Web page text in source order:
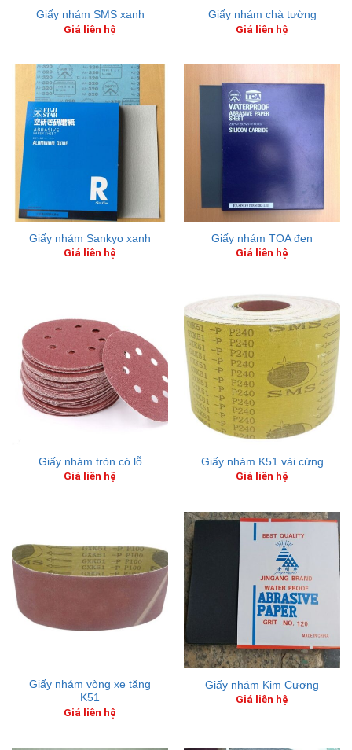
Giấy nhám SMS xanh
Giá liên hệ
Giấy nhám chà tường
Giá liên hệ
Giấy nhám Sankyo xanh
Giá liên hệ
Giấy nhám TOA đen
Giá liên hệ
Giấy nhám tròn có lỗ
Giá liên hệ
Giấy nhám K51 vải cứng
Giá liên hệ
Giấy nhám vòng xe tăng
K51
Giá liên hệ
Giấy nhám Kim Cương
Giá liên hệ